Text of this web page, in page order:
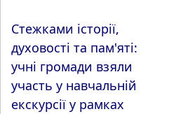
Стежками історії,
духовості та пам'яті:
учні громади взяли
участь у навчальній
екскурсії у рамках